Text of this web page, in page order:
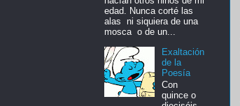
edad. Nunca corté las
alas ni siquiera de una
mosca o de un...
Exaltación
de la
Poesía
Con
quince o